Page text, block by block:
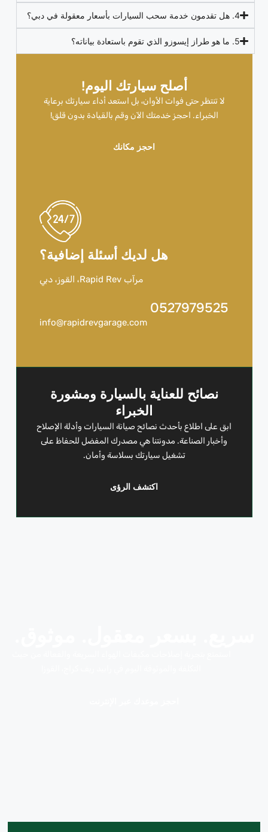
أصلح سيارتك اليوم!
لا تنتظر حتى فوات الأوان، بل استعد أداء سيارتك برعاية
الخبراء. احجز خدمتك الآن وقم بالقيادة بدون قلق!
احجز مكانك
هل لديك أسئلة إضافية؟
مرآب Rapid Rev، القوز، دبي
0527979525
info@rapidrevgarage.com
نصائح للعناية بالسيارة ومشورة
الخبراء
ابق على اطلاع بأحدث نصائح صيانة السيارات وأدلة الإصلاح
وأخبار الصناعة. مدونتنا هي مصدرك المفضل للحفاظ على
تشغيل سيارتك بسلاسة وأمان.
اكتشف الرؤى
4. هل تقدمون خدمة سحب السيارات بأسعار معقولة في دبي؟
5. ما هو طراز إيسوزو الذي تقوم باستعادة بياناته؟